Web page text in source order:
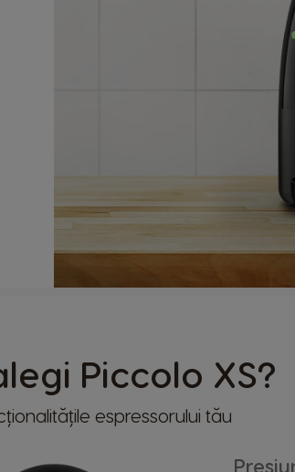
Piccolo XS?
espressorului tău